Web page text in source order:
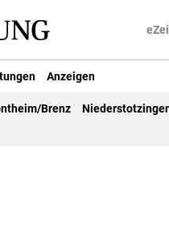
Anzeigen
Brenz